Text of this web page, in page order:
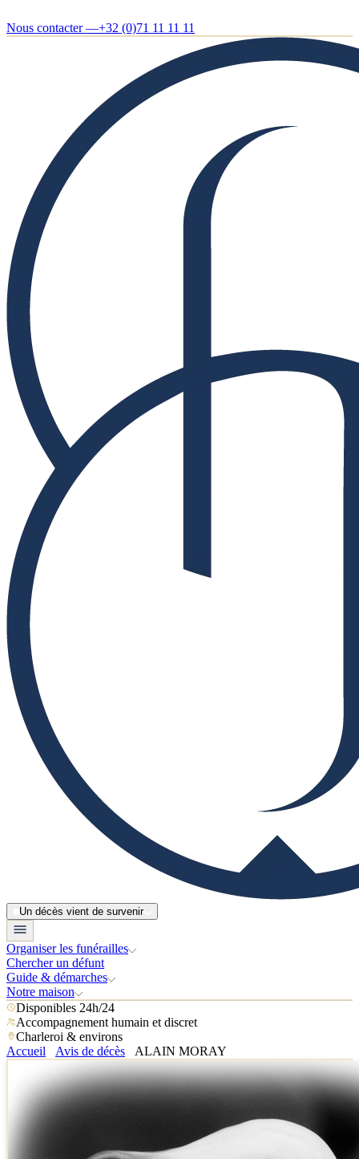
Nous contacter —+32 (0)71 11 11 11
Un décès vient de survenir
Organiser les funérailles
Chercher un défunt
Guide & démarches
Notre maison
Disponibles 24h/24
Accompagnement humain et discret
Charleroi & environs
Accueil
Avis de décès ALAIN MORAY